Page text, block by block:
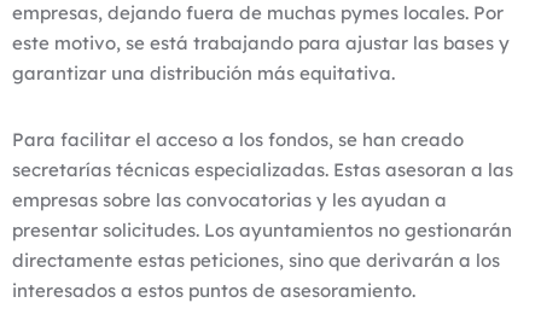
empresas, dejando fuera de muchas pymes locales. Por
este motivo, se está trabajando para ajustar las bases y
garantizar una distribución más equitativa.
Para facilitar el acceso a los fondos, se han creado
secretarías técnicas especializadas. Estas asesoran a las
empresas sobre las convocatorias y les ayudan a
presentar solicitudes. Los ayuntamientos no gestionarán
directamente estas peticiones, sino que derivarán a los
interesados ​​a estos puntos de asesoramiento.